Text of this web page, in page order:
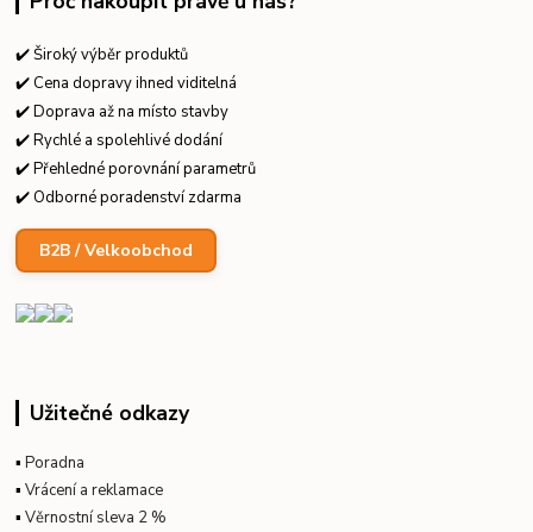
✔️ Široký výběr produktů
✔️ Cena dopravy ihned viditelná
✔️ Doprava až na místo stavby
✔️ Rychlé a spolehlivé dodání
✔️ Přehledné porovnání parametrů
✔️ Odborné poradenství zdarma
B2B / Velkoobchod
Užitečné odkazy
▪Poradna
▪Vrácení a reklamace
▪Věrnostní sleva 2 %